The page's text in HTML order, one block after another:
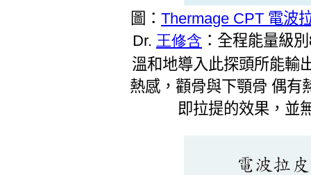
圖： Thermage CPT 電波
Dr. 王修含 ：全程能量級
溫和地導入此探頭所能輸
熱感，顴骨與下顎骨 偶有
即拉提的效果，並